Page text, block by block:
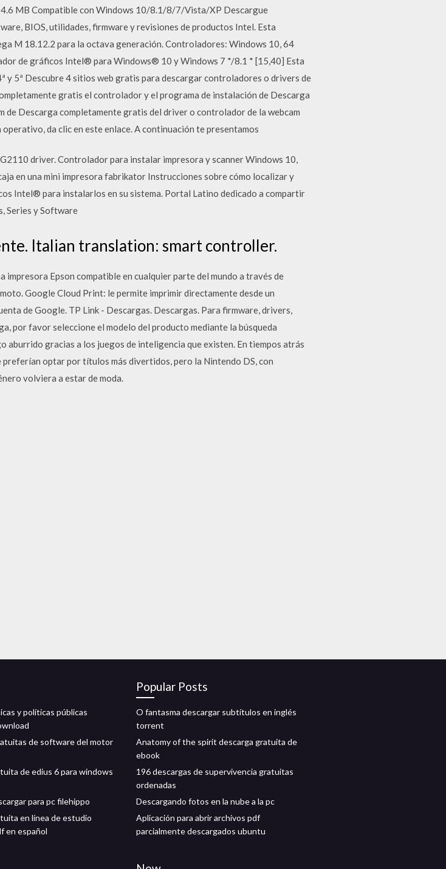
MB Compatible con Windows 10/8.1/8/7/Vista/XP Descargue
BIOS, utilidades, firmware y revisiones de productos Intel. Esta
M 18.12.2 para la octava generación. Controladores: Windows 10, 64
de gráficos Intel® para Windows® 10 y Windows 7 */8.1 * [15,40] Esta
5ª Descubre 4 sitios web gratis para descargar controladores o drivers de
gratis el controlador y el programa de instalación de Descarga
Descarga completamente gratis del driver o controlador de la webcam
da clic en este enlace. A continuación te presentamos
driver. Controlador para instalar impresora y scanner Windows 10,
en una mini impresora fabrikator Instrucciones sobre cómo localizar y
Intel® para instalarlos en su sistema. Portal Latino dedicado a compartir
Series y Software
Italian translation: smart controller.
Epson compatible en cualquier parte del mundo a través de
Google Cloud Print: le permite imprimir directamente desde un
de Google. TP Link - Descargas. Descargas. Para firmware, drivers,
por favor seleccione el modelo del producto mediante la búsqueda
aburrido gracias a los juegos de inteligencia que existen. En tiempos atrás
optar por títulos más divertidos, pero la Nintendo DS, con
volviera a estar de moda.
y políticas públicas
de software del motor
de edius 6 para windows
para pc filehippo
en línea de estudio
en español
Popular Posts
O fantasma descargar subtítulos en inglés
torrent
Anatomy of the spirit descarga gratuita de
ebook
196 descargas de supervivencia gratuitas
ordenadas
Descargando fotos en la nube a la pc
Aplicación para abrir archivos pdf
parcialmente descargados ubuntu